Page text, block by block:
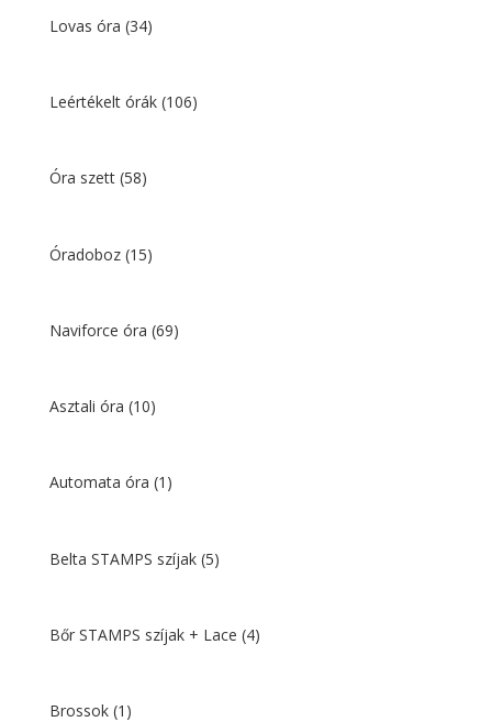
Lovas óra (34)
Leértékelt órák (106)
Óra szett (58)
Óradoboz (15)
Naviforce óra (69)
Asztali óra (10)
Automata óra (1)
Belta STAMPS szíjak (5)
Bőr STAMPS szíjak + Lace (4)
Brossok (1)